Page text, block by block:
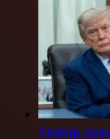
Trump